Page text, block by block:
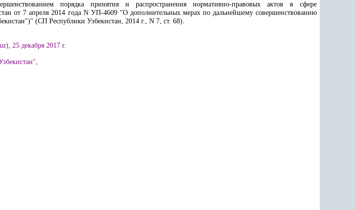
порядка принятия и распространения нормативно-правовых актов в сфере
от 7 апреля 2014 года N УП-4609 "О дополнительных мерах по дальнейшему совершенствованию
(СП Республики Узбекистан, 2014 г., N 7, ст. 68).
25 декабря 2017 г.